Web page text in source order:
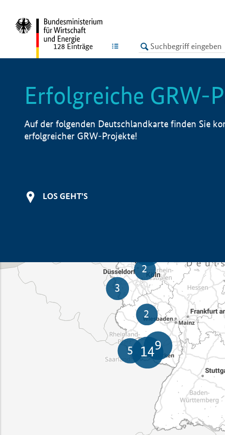
LISTE
128 Einträge
Erfolgreiche GRW-
Auf der folgenden Deutschlandkarte finden Sie
erfolgreicher GRW-Projekte!
LOS GEHT'S